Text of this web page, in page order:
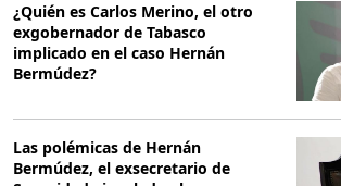
​​¿Quién es Carlos Merino, el otro
exgobernador de Tabasco
implicado en el caso Hernán
Bermúdez?
Las polémicas de Hernán
Bermúdez, el exsecretario de